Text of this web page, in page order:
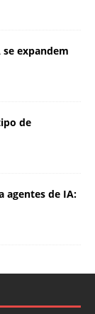
expandem
de
agentes de IA: